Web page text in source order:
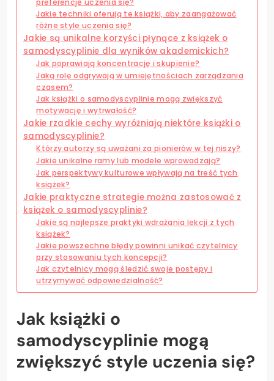
preferencje uczenia się?
Jakie techniki oferują te książki, aby zaangażować
różne style uczenia się?
Jakie są unikalne korzyści płynące z książek o
samodyscyplinie dla wyników akademickich?
Jak poprawiają koncentrację i skupienie?
Jaką rolę odgrywają w umiejętnościach zarządzania
czasem?
Jak książki o samodyscyplinie mogą zwiększyć
motywację i wytrwałość?
Jakie rzadkie cechy wyróżniają niektóre książki o
samodyscyplinie?
Którzy autorzy są uważani za pionierów w tej niszy?
Jakie unikalne ramy lub modele wprowadzają?
Jak perspektywy kulturowe wpływają na treść tych
książek?
Jakie praktyczne strategie można zastosować z
książek o samodyscyplinie?
Jakie są najlepsze praktyki wdrażania lekcji z tych
książek?
Jakie powszechne błędy powinni unikać czytelnicy
przy stosowaniu tych koncepcji?
Jak czytelnicy mogą śledzić swoje postępy i
utrzymywać odpowiedzialność?
Jak książki o
samodyscyplinie mogą
zwiększyć style uczenia się?